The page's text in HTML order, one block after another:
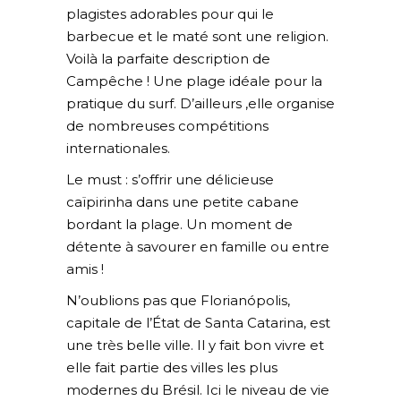
plagistes adorables pour qui le
barbecue et le maté sont une religion.
Voilà la parfaite description de
Campêche ! Une plage idéale pour la
pratique du surf. D’ailleurs ,elle organise
de nombreuses compétitions
internationales.
Le must : s’offrir une délicieuse
caïpirinha dans une petite cabane
bordant la plage. Un moment de
détente à savourer en famille ou entre
amis !
N’oublions pas que Florianópolis,
capitale de l’État de Santa Catarina, est
une très belle ville. Il y fait bon vivre et
elle fait partie des villes les plus
modernes du Brésil. Ici le niveau de vie